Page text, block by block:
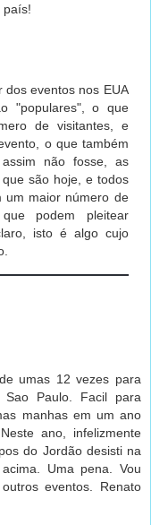
país!
eventos nos EUA
"populares", o que
de visitantes, e
o que também
não fosse, as
são hoje, e todos
um maior número de
podem pleitear
isto é algo cujo
umas 12 vezes para
Paulo. Facil para
manhas em um ano
ano, infelizmente
do Jordão desisti na
Uma pena. Vou
eventos. Renato